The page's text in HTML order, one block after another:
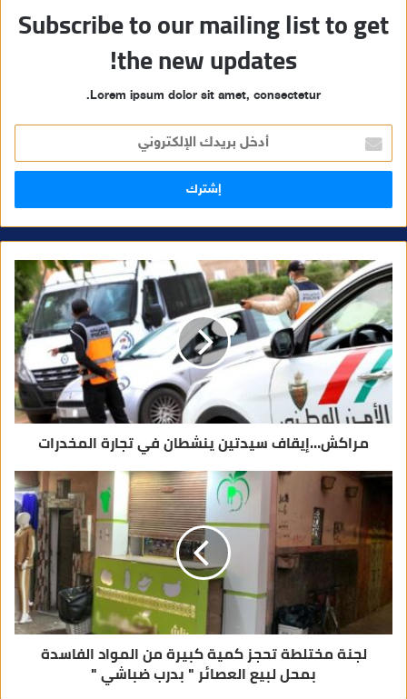
Subscribe to our mailing list to get
the new updates!
Lorem ipsum dolor sit amet, consectetur.
خ
ل
ر
ا
ل
إ
ل
ك
ت
ر
و
ن
مراكش…إيقاف سيدتين ينشطان في تجارة المخدرات
لجنة مختلطة تحجز كمية كبيرة من المواد الفاسدة
بمحل لبيع العصائر " بدرب ضباشي "